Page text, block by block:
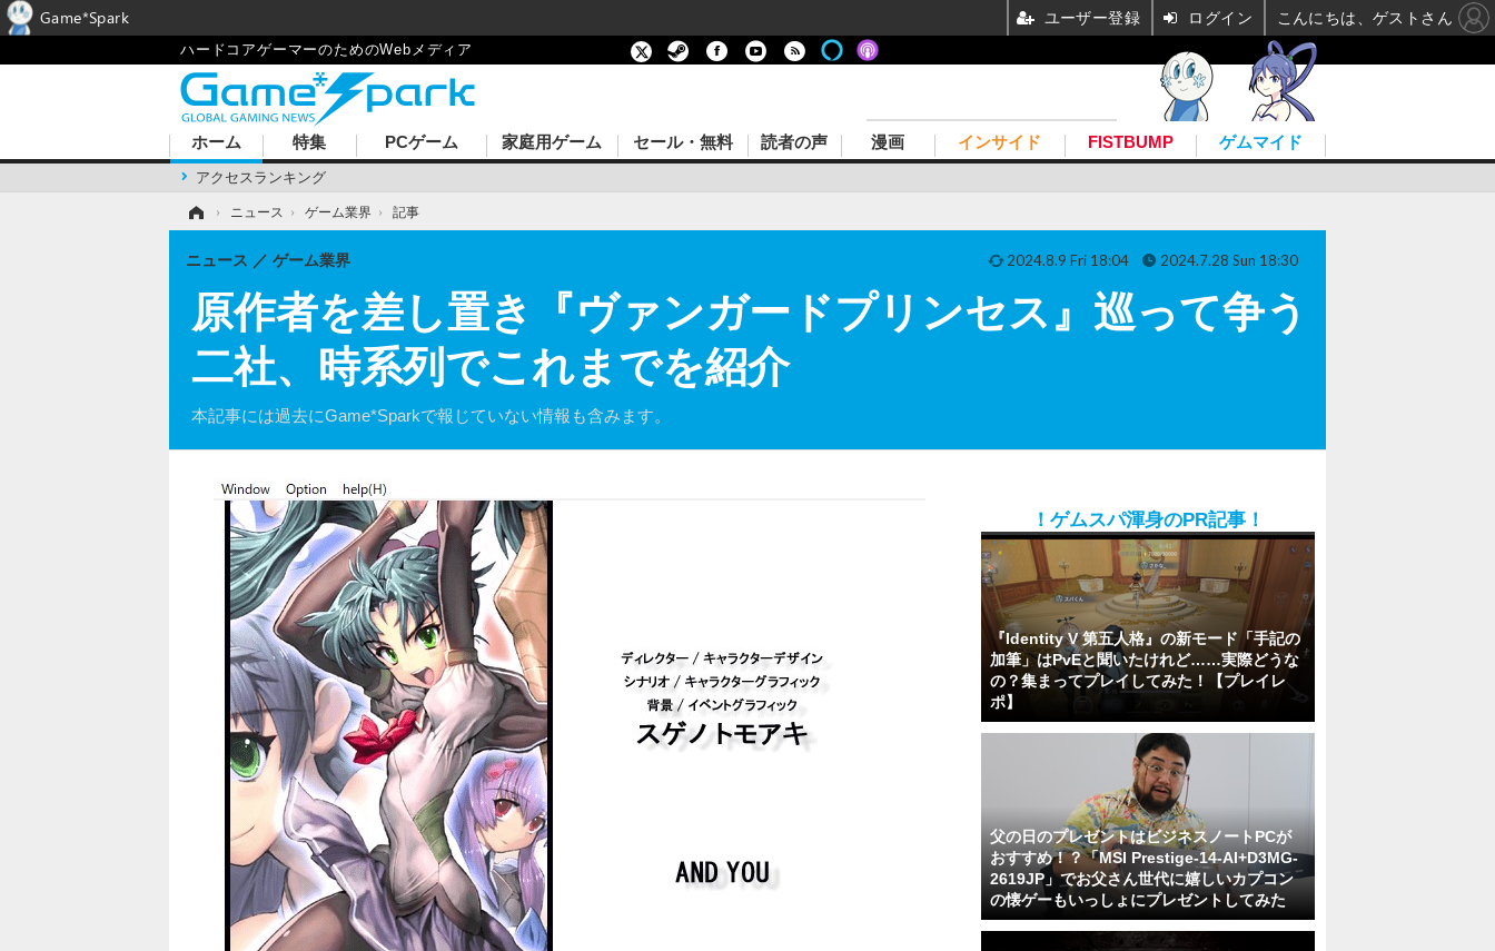
ハードコアゲーマーのためのWebメディア
ホーム
アクセスランキング
特集 PCゲーム 家庭用ゲーム セール・無料 読者の声 漫画 インサイド FISTBUMP ゲムマイド
› ニュース › ゲーム業界 › 記事
原作者を差し置き『ヴァンガードプリンセス』巡って争う
二社、時系列でこれまでを紹介
本記事には過去にGame*Sparkで報じていない情報も含みます。
ニュース ゲーム業界 2024.8.9 Fri 18:04 2024.7.28 Sun 18:30
！ゲムスパ渾身のPR記事！
『Identity V 第五人格』の新モード「手記の
加筆」はPvEと聞いたけれど……実際どうな
の？集まってプレイしてみた！【プレイレ
ポ】
父の日のプレゼントはビジネスノートPCが
おすすめ！？「MSI Prestige-14-AI+D3MG-
2619JP」でお父さん世代に嬉しいカプコン
の懐ゲーもいっしょにプレゼントしてみた
Game*Spark ユーザー登録 ログイン こんにちは、ゲストさん